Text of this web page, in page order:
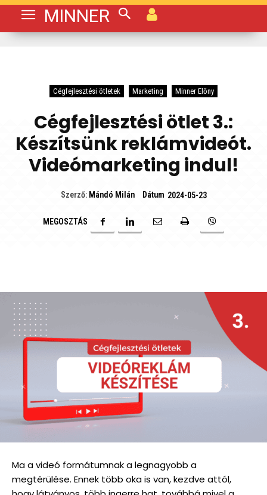
MINNER
Cégfejlesztési ötletek Marketing Minner Előny
Cégfejlesztési ötlet 3.:
Készítsünk reklámvideót.
Videómarketing indul!
Szerző: Mándó Milán Dátum 2024-05-23
MEGOSZTÁS
Ma a videó formátumnak a legnagyobb a
megtérülése. Ennek több oka is van, kezdve attól,